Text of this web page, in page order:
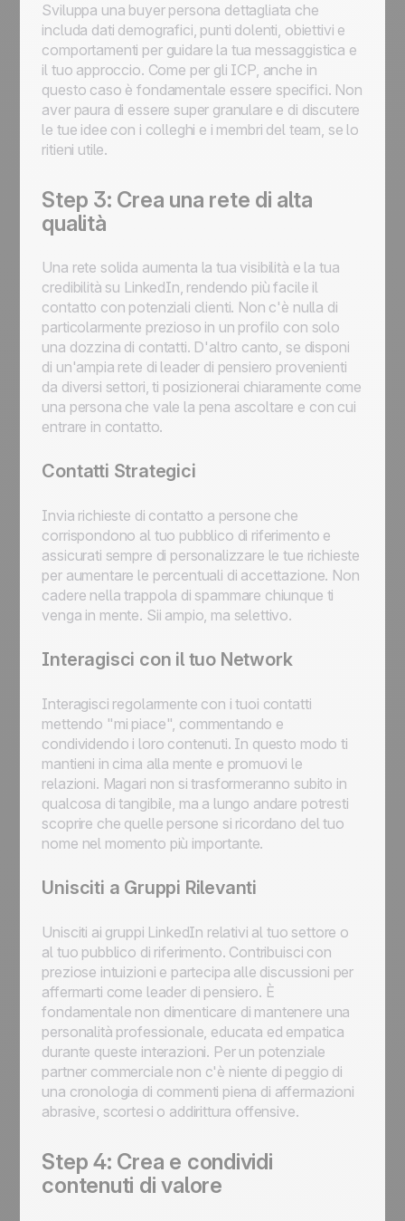
Sviluppa una buyer persona dettagliata che
includa dati demografici, punti dolenti, obiettivi e
comportamenti per guidare la tua messaggistica e
il tuo approccio. Come per gli ICP, anche in
questo caso è fondamentale essere specifici. Non
aver paura di essere super granulare e di discutere
le tue idee con i colleghi e i membri del team, se lo
ritieni utile.
Step 3: Crea una rete di alta
qualità
Una rete solida aumenta la tua visibilità e la tua
credibilità su LinkedIn, rendendo più facile il
contatto con potenziali clienti. Non c'è nulla di
particolarmente prezioso in un profilo con solo
una dozzina di contatti. D'altro canto, se disponi
di un'ampia rete di leader di pensiero provenienti
da diversi settori, ti posizionerai chiaramente come
una persona che vale la pena ascoltare e con cui
entrare in contatto.
Contatti Strategici
Invia richieste di contatto a persone che
corrispondono al tuo pubblico di riferimento e
assicurati sempre di personalizzare le tue richieste
per aumentare le percentuali di accettazione. Non
cadere nella trappola di spammare chiunque ti
venga in mente. Sii ampio, ma selettivo.
Interagisci con il tuo Network
Interagisci regolarmente con i tuoi contatti
mettendo "mi piace", commentando e
condividendo i loro contenuti. In questo modo ti
mantieni in cima alla mente e promuovi le
relazioni. Magari non si trasformeranno subito in
qualcosa di tangibile, ma a lungo andare potresti
scoprire che quelle persone si ricordano del tuo
nome nel momento più importante.
Unisciti a Gruppi Rilevanti
Unisciti ai gruppi LinkedIn relativi al tuo settore o
al tuo pubblico di riferimento. Contribuisci con
preziose intuizioni e partecipa alle discussioni per
affermarti come leader di pensiero. È
fondamentale non dimenticare di mantenere una
personalità professionale, educata ed empatica
durante queste interazioni. Per un potenziale
partner commerciale non c'è niente di peggio di
una cronologia di commenti piena di affermazioni
abrasive, scortesi o addirittura offensive.
Step 4: Crea e condividi
contenuti di valore